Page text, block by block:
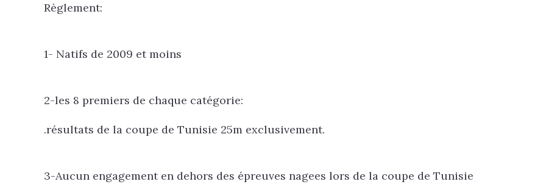
Règlement:
1- Natifs de 2009 et moins
2-les 8 premiers de chaque catégorie:
.résultats de la coupe de Tunisie 25m exclusivement.
3-Aucun engagement en dehors des épreuves nagees lors de la coupe de Tunisie